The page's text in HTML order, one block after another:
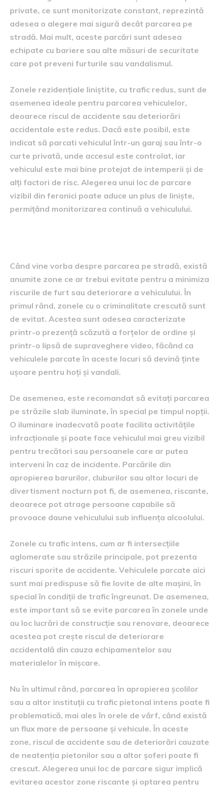
private, ce sunt monitorizate constant, reprezintă
adesea o alegere mai sigură decât parcarea pe
stradă. Mai mult, aceste parcări sunt adesea
echipate cu bariere sau alte măsuri de securitate
care pot preveni furturile sau vandalismul.
Zonele rezidențiale liniștite, cu trafic redus, sunt de
asemenea ideale pentru parcarea vehiculelor,
deoarece riscul de accidente sau deteriorări
accidentale este redus. Dacă este posibil, este
indicat să parcati vehiculul într-un garaj sau într-o
curte privată, unde accesul este controlat, iar
vehiculul este mai bine protejat de intemperii și de
alți factori de risc. Alegerea unui loc de parcare
vizibil din feronici poate aduce un plus de liniște,
permițând monitorizarea continuă a vehiculului.
Când vine vorba despre parcarea pe stradă, există
anumite zone ce ar trebui evitate pentru a minimiza
riscurile de furt sau deteriorare a vehiculului. În
primul rând, zonele cu o criminalitate crescută sunt
de evitat. Acestea sunt adesea caracterizate
printr-o prezență scăzută a forțelor de ordine și
printr-o lipsă de supraveghere video, făcând ca
vehiculele parcate în aceste locuri să devină ținte
ușoare pentru hoți și vandali.
De asemenea, este recomandat să evitați parcarea
pe străzile slab iluminate, în special pe timpul nopții.
O iluminare inadecvată poate facilita activitățile
infracționale și poate face vehiculul mai greu vizibil
pentru trecători sau persoanele care ar putea
interveni în caz de incidente. Parcările din
apropierea barurilor, cluburilor sau altor locuri de
divertisment nocturn pot fi, de asemenea, riscante,
deoarece pot atrage persoane capabile să
provoace daune vehiculului sub influența alcoolului.
Zonele cu trafic intens, cum ar fi intersecțiile
aglomerate sau străzile principale, pot prezenta
riscuri sporite de accidente. Vehiculele parcate aici
sunt mai predispuse să fie lovite de alte mașini, în
special în condiții de trafic îngreunat. De asemenea,
este important să se evite parcarea în zonele unde
au loc lucrări de construcție sau renovare, deoarece
acestea pot crește riscul de deteriorare
accidentală din cauza echipamentelor sau
materialelor în mișcare.
Nu în ultimul rând, parcarea în apropierea școlilor
sau a altor instituții cu trafic pietonal intens poate fi
problematică, mai ales în orele de vârf, când există
un flux mare de persoane și vehicule. În aceste
zone, riscul de accidente sau de deteriorări cauzate
de neatenția pietonilor sau a altor șoferi poate fi
crescut. Alegerea unui loc de parcare sigur implică
evitarea acestor zone riscante și optarea pentru